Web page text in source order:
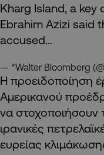
Kharg Island, a key
Ebrahim Azizi said
accused…
— *Walter Bloomberg
Η προειδοποίηση
Αμερικανού
να στοχοποιήσουν
ιρανικές
ευρείας